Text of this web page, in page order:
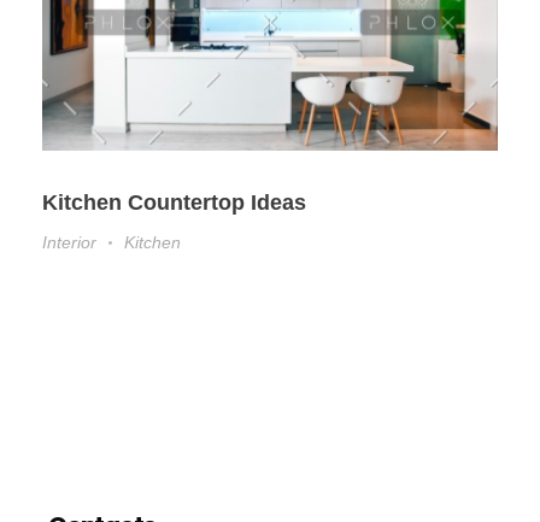
Kitchen Countertop Ideas
Interior Kitchen